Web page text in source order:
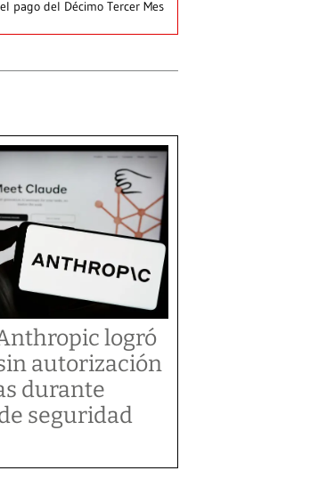
pago del Décimo Tercer Mes
logró
autorización
durante
seguridad